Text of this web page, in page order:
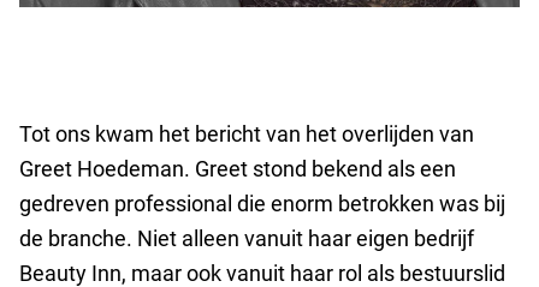
Tot ons kwam het bericht van het overlijden van
Greet Hoedeman. Greet stond bekend als een
gedreven professional die enorm betrokken was bij
de branche. Niet alleen vanuit haar eigen bedrijf
Beauty Inn, maar ook vanuit haar rol als bestuurslid